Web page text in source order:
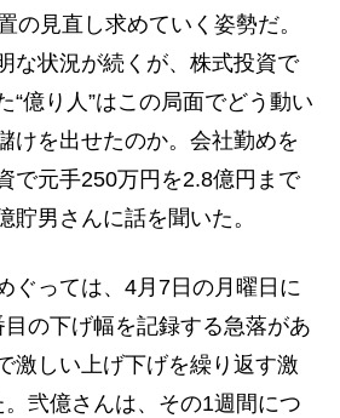
の見直し求めていく姿勢だ。
な状況が続くが、株式投資で
“億り人”はこの局面でどう動い
けを出せたのか。会社勤めを
で元手250万円を2.8億円まで
貯男さんに話を聞いた。
ぐっては、4月7日の月曜日に
目の下げ幅を記録する急落があ
激しい上げ下げを繰り返す激
弐億さんは、その1週間につ